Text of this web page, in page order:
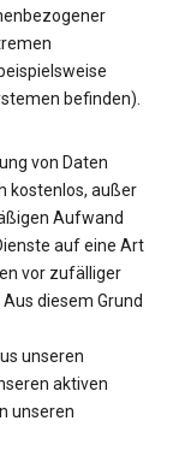
befinden).
von Daten
kostenlos, außer
Aufwand
auf eine Art
vor zufälliger
diesem Grund
unseren
aktiven
unseren